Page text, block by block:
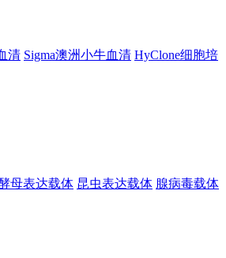
清 Sigma澳洲小牛血清 HyClone细胞培
母表达载体 昆虫表达载体 腺病毒载体